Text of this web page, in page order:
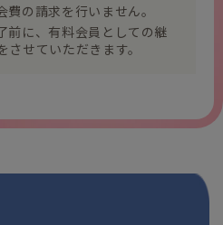
の請求を行いません。
前に、有料会員としての継
せていただきます。